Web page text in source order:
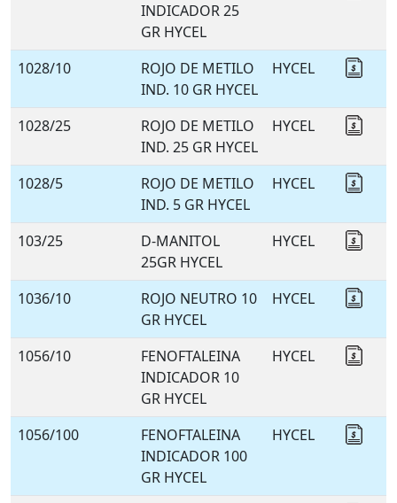
INDICADOR 25
GR HYCEL
1028/10
ROJO DE METILO
IND. 10 GR HYCEL
HYCEL
1028/25
ROJO DE METILO
IND. 25 GR HYCEL
HYCEL
1028/5
ROJO DE METILO
IND. 5 GR HYCEL
HYCEL
103/25
D-MANITOL
25GR HYCEL
HYCEL
1036/10
ROJO NEUTRO 10
GR HYCEL
HYCEL
1056/10
FENOFTALEINA
INDICADOR 10
GR HYCEL
HYCEL
1056/100
FENOFTALEINA
INDICADOR 100
GR HYCEL
HYCEL